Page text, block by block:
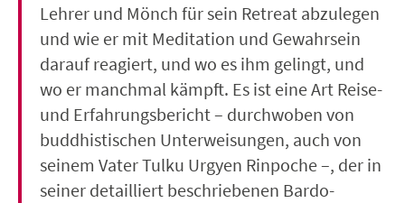
Lehrer und Mönch für sein Retreat abzulegen
und wie er mit Meditation und Gewahrsein
darauf reagiert, und wo es ihm gelingt, und
wo er manchmal kämpft. Es ist eine Art Reise-
und Erfahrungsbericht – durchwoben von
buddhistischen Unterweisungen, auch von
seinem Vater Tulku Urgyen Rinpoche –, der in
seiner detailliert beschriebenen Bardo-